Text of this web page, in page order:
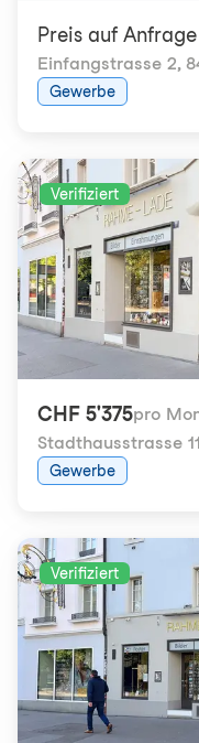
Preis auf Anfrage
Einfangstrasse 2,
Gewerbe
Verifiziert
CHF 5'375pro
Stadthausstrasse
Gewerbe
Verifiziert